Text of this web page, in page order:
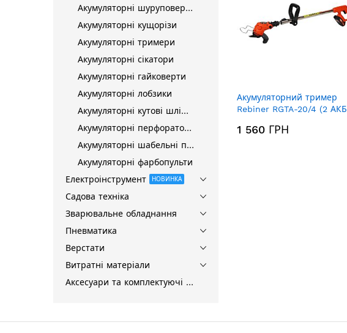
Акумуляторний тример
Rebiner RGTA-20/4 (2 АКБ
1 560 ГРН
Акумуляторні шуруповерти
Акумуляторні кущорізи
Акумуляторні тримери
Акумуляторні сікатори
Акумуляторні гайковерти
Акумуляторні лобзики
Акумуляторні кутові шліфмашини
Акумуляторні перфоратори
Акумуляторні шабельні пилки
Акумуляторні фарбопульти
Електроінструмент
НОВИНКА
Садова техніка
Зварювальне обладнання
Пневматика
Верстати
Витратні матеріали
Аксесуари та комплектуючі для інструментів